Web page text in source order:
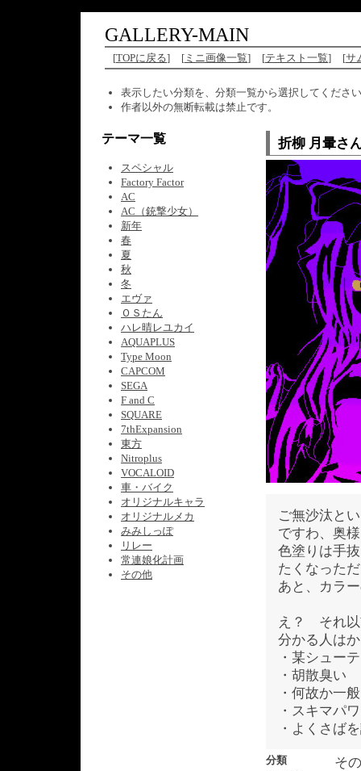
GALLERY-MAIN
[TOPに戻る] [ ミニ画像一覧] [テキスト一覧] [サ
表示したい分類を、分類一覧から選択してくださ
作者以外の無断転載は禁止です。
テーマ一覧
スペシャル
Factory Factor
AC
AC（銃撃少女）
新年
春
夏
秋
冬
エヴァ
ＯＳたん
ハレ晴レユカイ
AQUAPLUS
Type Moon
CAPCOM
SEGA
F and C
SQUARE
7thExpansion
東方
Nitroplus
VOCALOID
車・バイク
オリジナルキャラ
オリジナルメカ
みみしっぽ
リレー
常連娘化計画
その他
折柳 月暈さ
ご無沙汰と
ですわ、奥
色塗りは手
たくなった
あと、カラ
え？ それ以
分かる人は
・某シュー
・胡散臭い
・何故か一
・スキマパ
・よくさば
分類 そ